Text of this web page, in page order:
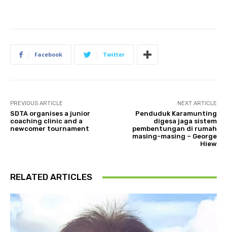
Facebook Twitter
PREVIOUS ARTICLE
SDTA organises a junior
coaching clinic and a
newcomer tournament
NEXT ARTICLE
Penduduk Karamunting
digesa jaga sistem
pembentungan di rumah
masing-masing – George
Hiew
RELATED ARTICLES